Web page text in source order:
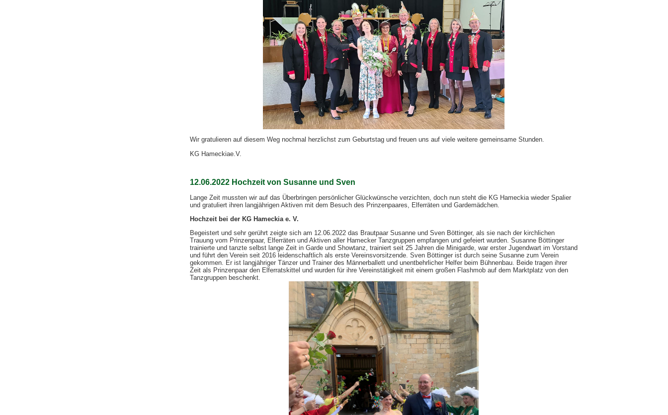
Wir gratulieren auf diesem Weg nochmal herzlichst zum Geburtstag und freuen uns auf viele weitere gemeinsame Stunden.
KG Hameckiae.V.
12.06.2022 Hochzeit von Susanne und Sven
Lange Zeit mussten wir auf das Überbringen persönlicher Glückwünsche verzichten, doch nun steht die KG Hameckia wieder Spalier
und gratuliert ihren langjährigen Aktiven mit dem Besuch des Prinzenpaares, Elferräten und Gardemädchen.
Hochzeit bei der KG Hameckia e. V.
Begeistert und sehr gerührt zeigte sich am 12.06.2022 das Brautpaar Susanne und Sven Böttinger, als sie nach der kirchlichen
Trauung vom Prinzenpaar, Elferräten und Aktiven aller Hamecker Tanzgruppen empfangen und gefeiert wurden. Susanne Böttinger
trainierte und tanzte selbst lange Zeit in Garde und Showtanz, trainiert seit 25 Jahren die Minigarde, war erster Jugendwart im Vorstand
und führt den Verein seit 2016 leidenschaftlich als erste Vereinsvorsitzende. Sven Böttinger ist durch seine Susanne zum Verein
gekommen. Er ist langjähriger Tänzer und Trainer des Männerballett und unentbehrlicher Helfer beim Bühnenbau. Beide tragen ihrer
Zeit als Prinzenpaar den Elferratskittel und wurden für ihre Vereinstätigkeit mit einem großen Flashmob auf dem Marktplatz von den
Tanzgruppen beschenkt.